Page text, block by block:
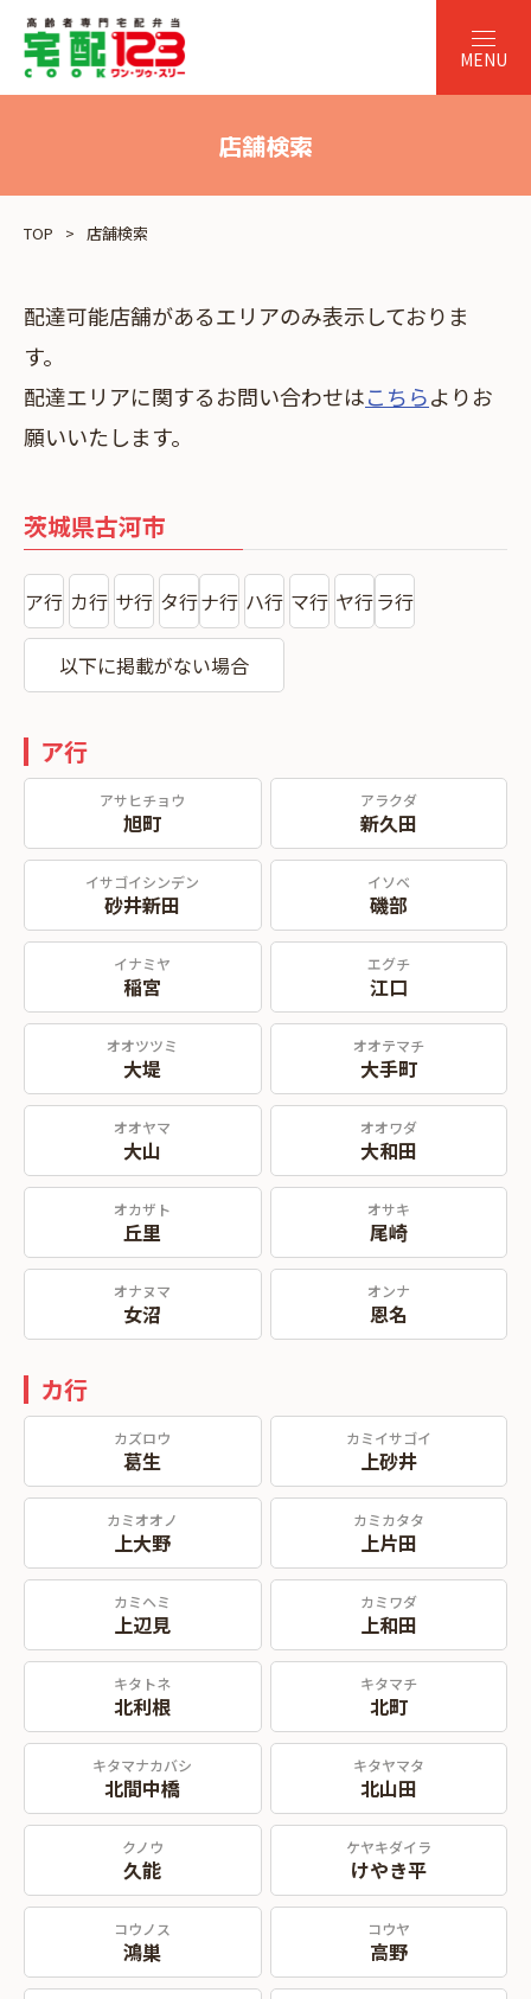
店舗検索
TOP 店舗検索
配達可能店舗があるエリアのみ表示しておりま
す。
配達エリアに関するお問い合わせはこちらよりお
願いいたします。
茨城県古河市
ア行 カ行 サ行 タ行ナ行 ハ行 マ行 ヤ行ラ行
以下に掲載がない場合
ア行
アサヒチョウ
旭町
アラクダ
新久田
イサゴイシンデン
砂井新田
イソベ
磯部
イナミヤ
稲宮
エグチ
江口
オオツツミ
大堤
オオテマチ
大手町
オオヤマ
大山
オオワダ
大和田
オカザト
丘里
オサキ
尾崎
オナヌマ
女沼
オンナ
恩名
カ行
カズロウ
葛生
カミイサゴイ
上砂井
カミオオノ
上大野
カミカタタ
上片田
カミヘミ
上辺見
カミワダ
上和田
キタトネ
北利根
キタマチ
北町
キタマナカバシ
北間中橋
キタヤマタ
北山田
クノウ
久能
ケヤキダイラ
けやき平
コウノス
鴻巣
コウヤ
高野